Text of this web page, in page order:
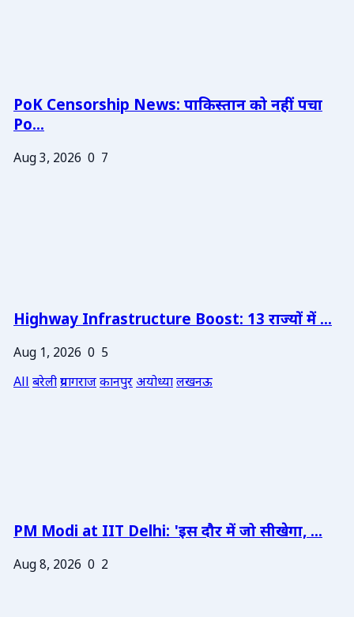
PoK Censorship News: पाकिस्तान को नहीं पचा
Po...
Aug 3, 2026 0 7
Highway Infrastructure Boost: 13 राज्यों में ...
Aug 1, 2026 0 5
Allबरेलीप्रयागराजकानपुरअयोध्यालखनऊ
PM Modi at IIT Delhi: 'इस दौर में जो सीखेगा, ...
Aug 8, 2026 0 2